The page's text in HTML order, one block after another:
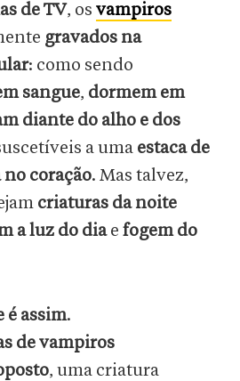
de TV, os vampiros
gravados na
: como sendo
sangue, dormem em
diante do alho e dos
a uma estaca de
coração. Mas talvez,
criaturas da noite
a luz do diae fogem do
é assim.
de vampiros
, uma criatura